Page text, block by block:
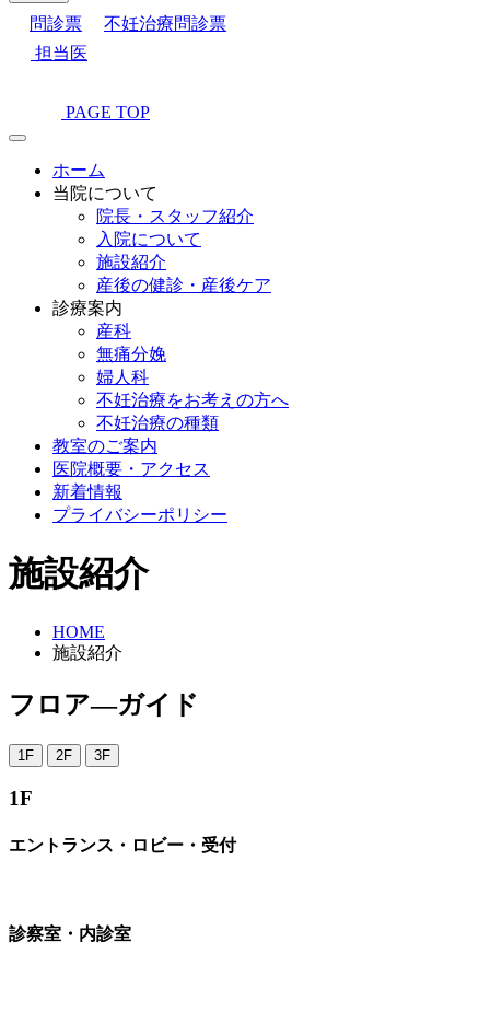
問診票
不妊治療問診票
担当医
PAGE TOP
ホーム
当院について
院長・スタッフ紹介
入院について
施設紹介
産後の健診・産後ケア
診療案内
産科
無痛分娩
婦人科
不妊治療をお考えの方へ
不妊治療の種類
教室のご案内
医院概要・アクセス
新着情報
プライバシーポリシー
施設紹介
HOME
施設紹介
フロア―ガイド
1F 2F 3F
1F
エントランス・ロビー・受付
診察室・内診室